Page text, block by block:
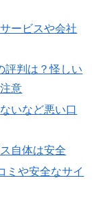
ービスや会社
評判は？怪しい
意
いなど悪い口
自体は安全
ミや安全なサイ